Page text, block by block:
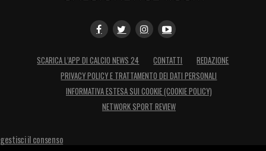
SCARICA L’APP DI CALCIO NEWS 24 CONTATTI
REDAZIONE
PRIVACY POLICY E TRATTAMENTO DEI DATI PERSONALI
INFORMATIVA ESTESA SUI COOKIE (COOKIE POLICY)
NETWORK SPORT REVIEW
gestisci il consenso